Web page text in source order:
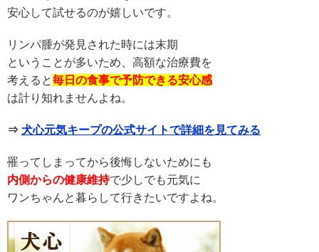
安心して試せるのが嬉しいです。
リンパ腫が発見された時には末期
ということが多いため、高額な治療費を
考えると毎日の食事で予防できる安心感
は計り知れませんよね。
⇒ 犬心元気キープの公式サイトで詳細を見てみる
罹ってしまってから後悔しないためにも
内側からの健康維持で少しでも元気に
ワンちゃんと暮らして行きたいですよね。